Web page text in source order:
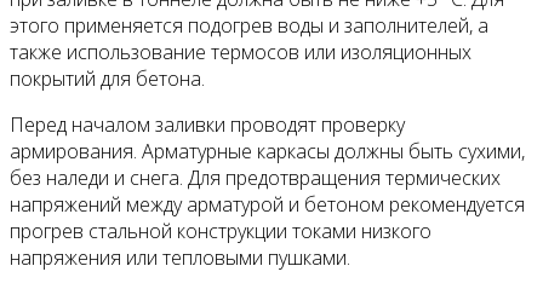
этого применяется подогрев воды и заполнителей, а
также использование термосов или изоляционных
покрытий для бетона.
Перед началом заливки проводят проверку
армирования. Арматурные каркасы должны быть сухими,
без наледи и снега. Для предотвращения термических
напряжений между арматурой и бетоном рекомендуется
прогрев стальной конструкции токами низкого
напряжения или тепловыми пушками.